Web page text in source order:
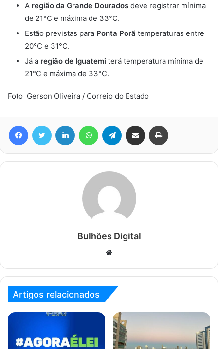
A região da Grande Dourados deve registrar mínima
de 21°C e máxima de 33°C.
Estão previstas para Ponta Porã temperaturas entre
20°C e 31°C.
Já a região de Iguatemi terá temperatura mínima de
21°C e máxima de 33°C.
Foto Gerson Oliveira / Correio do Estado
FacebookTwitter Linkedin WhatsAppTelegram Compartilhar via e-mail
Bulhões Digital
Website
Artigos relacionados